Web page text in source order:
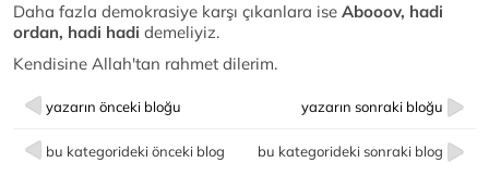
Daha fazla demokrasiye karşı çıkanlara ise Abooov, hadi
ordan, hadi hadi demeliyiz.
Kendisine Allah'tan rahmet dilerim.
yazarın önceki bloğu yazarın sonraki bloğu
bu kategorideki önceki blog bu kategorideki sonraki blog